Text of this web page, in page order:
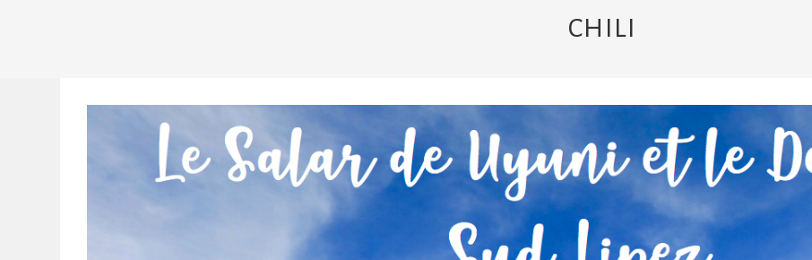
CHILI